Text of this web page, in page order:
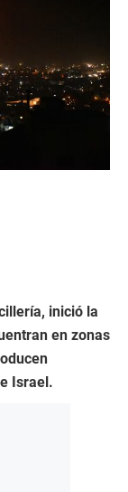
inició la
en zonas
Israel.